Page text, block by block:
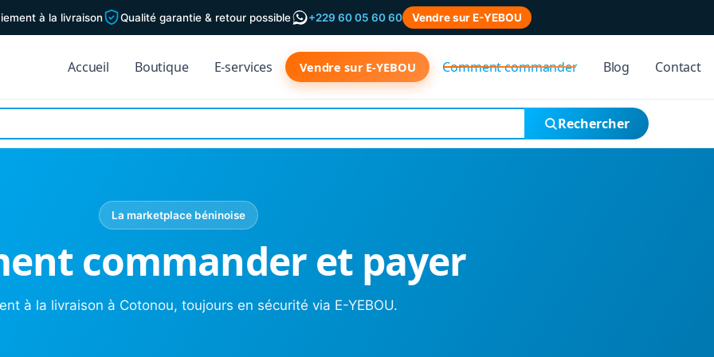
à la livraison Qualité garantie & retour possible +229 60 05 60 60 Vendre sur E-YEBOU
Accueil Boutique E-services Vendre sur E-YEBOU Comment commander Blog Contact
Rechercher
La marketplace béninoise
commander et payer
à la livraison à Cotonou, toujours en sécurité via E-YEBOU.